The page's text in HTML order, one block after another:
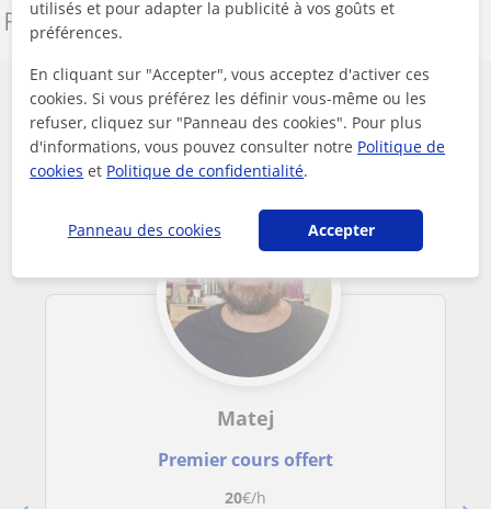
Signaler ce profil
Autres profs de Chimie en ligne
susceptibles de vous intéresser
Matej
Premier cours offert
20€/h
utilisés et pour adapter la publicité à vos goûts et
préférences.
En cliquant sur "Accepter", vous acceptez d'activer ces
cookies. Si vous préférez les définir vous-même ou les
refuser, cliquez sur "Panneau des cookies". Pour plus
d'informations, vous pouvez consulter notre Politique de
cookies et Politique de confidentialité.
Panneau des cookies Accepter